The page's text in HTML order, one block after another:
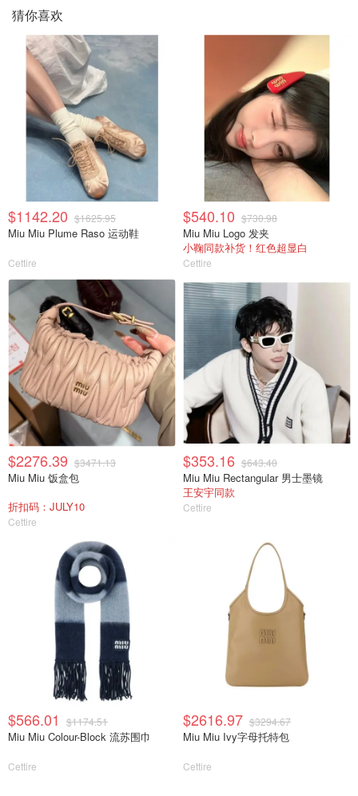
猜你喜欢
$1142.20 $1625.95
Miu Miu Plume Raso 运动鞋
Cettire
$540.10 $730.98
Miu Miu Logo 发夹
小鞠同款补货！红色超显白
Cettire
$2276.39 $3471.13
Miu Miu 饭盒包
折扣码：JULY10
Cettire
$353.16 $643.40
Miu Miu Rectangular 男士墨镜
王安宇同款
Cettire
$566.01 $1174.51
Miu Miu Colour-Block 流苏围巾
Cettire
$2616.97 $3294.67
Miu Miu Ivy字母托特包
Cettire